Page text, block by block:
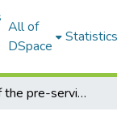
All of
DSpace
Statistics
The impact of the pre-service english teachers’ beliefs expectations about self and their teaching role to their own teaching practice in practicum schools